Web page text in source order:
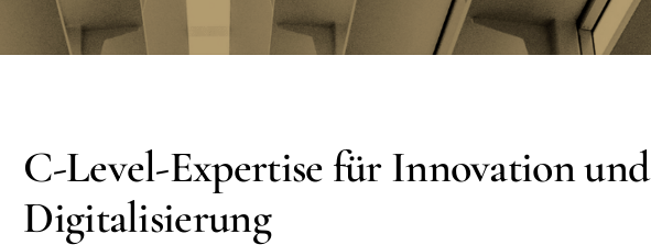
C-Level-Expertise für Innovation und
Digitalisierung